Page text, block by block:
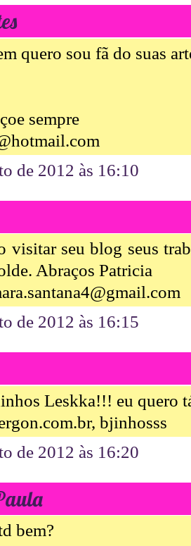
quero sou fã do suas
sempre
de 2012 às 16:10
visitar seu blog seus
Abraços Patricia
de 2012 às 16:15
Leskka!!! eu quero
bjinhosss
de 2012 às 16:20
bem?